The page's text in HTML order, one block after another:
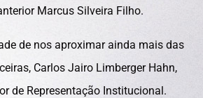
Marcus Silveira Filho.
de nos aproximar ainda mais das
Carlos Jairo Limberger Hahn,
de Representação Institucional.